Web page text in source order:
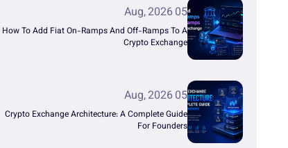
05 Aug, 2026
How To Add Fiat On-Ramps And Off-Ramps To A
Crypto Exchange
05 Aug, 2026
Crypto Exchange Architecture: A Complete Guide
For Founders